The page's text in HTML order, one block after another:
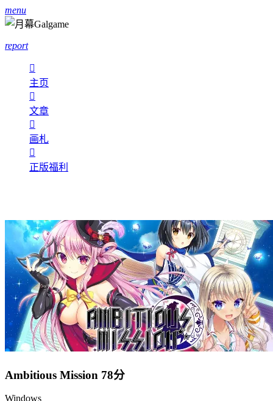
menu
report

主页

文章

画札

正版福利
Ambitious Mission 78分
Windows